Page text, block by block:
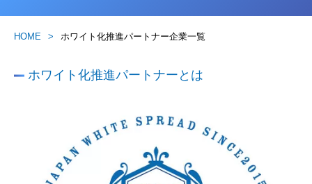
HOME ホワイト化推進パートナー企業一覧
ホワイト化推進パートナーとは